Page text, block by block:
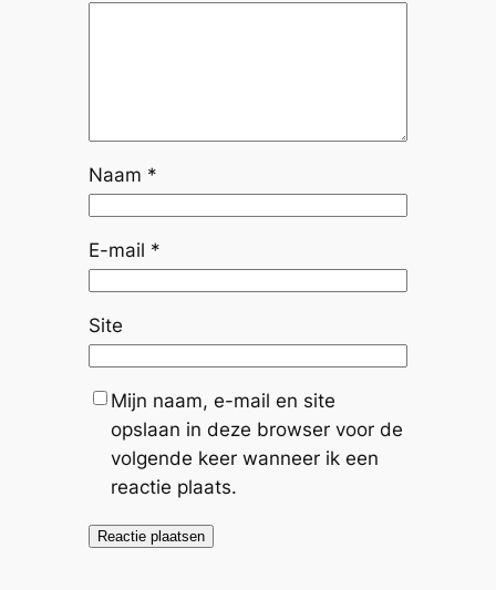
Naam *
E-mail *
Site
Mijn naam, e-mail en site
opslaan in deze browser voor de
volgende keer wanneer ik een
reactie plaats.